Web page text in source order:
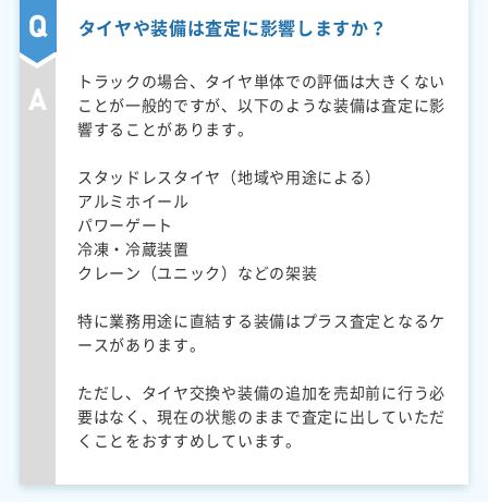
タイヤや装備は査定に影響しますか？
トラックの場合、タイヤ単体での評価は大きくない
ことが一般的ですが、以下のような装備は査定に影
響することがあります。
スタッドレスタイヤ（地域や用途による）
アルミホイール
パワーゲート
冷凍・冷蔵装置
クレーン（ユニック）などの架装
特に業務用途に直結する装備はプラス査定となるケ
ースがあります。
ただし、タイヤ交換や装備の追加を売却前に行う必
要はなく、現在の状態のままで査定に出していただ
くことをおすすめしています。